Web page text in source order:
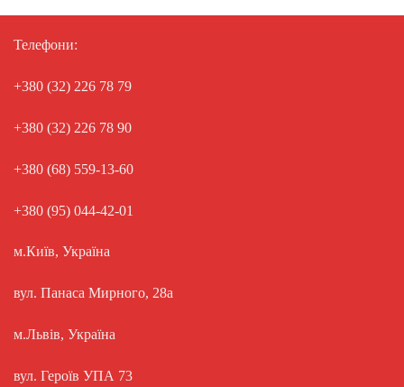
Телефони:
+380 (32) 226 78 79
+380 (32) 226 78 90
+380 (68) 559-13-60
+380 (95) 044-42-01
м.Київ, Україна
вул. Панаса Мирного, 28а
м.Львів, Україна
вул. Героїв УПА 73